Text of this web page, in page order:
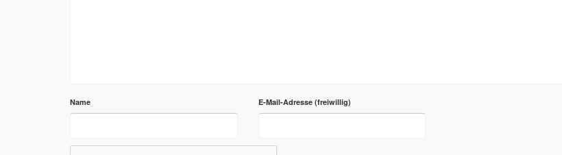
Name E-Mail-Adresse